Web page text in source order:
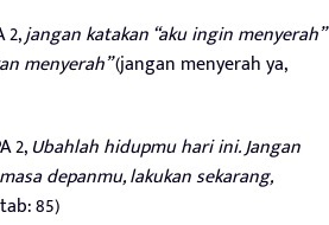
2,jangan katakan “aku ingin menyerah”
menyerah”(jangan menyerah ya,
2,Ubahlah hidupmu hari ini. Jangan
depanmu, lakukan sekarang,
85)